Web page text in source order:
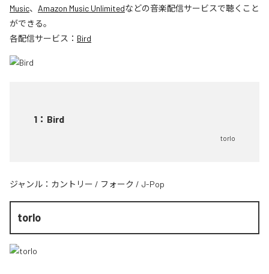
Music、 Amazon Music Unlimitedなどの音楽配信サービスで聴くこと
ができる。
各配信サービス： Bird
1 ： Bird
torlo
ジャンル： カントリー / フォーク / J-Pop
torlo